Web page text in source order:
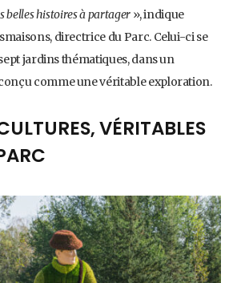
belles histoires à partager», indique
directrice du Parc. Celui-ci se
jardins thématiques, dans un
comme une véritable exploration.
VÉRITABLES